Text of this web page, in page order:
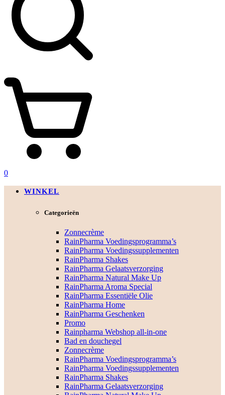
0
WINKEL
Categorieën
Zonnecrème
RainPharma Voedingsprogramma’s
RainPharma Voedingssupplementen
RainPharma Shakes
RainPharma Gelaatsverzorging
RainPharma Natural Make Up
RainPharma Aroma Special
RainPharma Essentiële Olie
RainPharma Home
RainPharma Geschenken
Promo
Rainpharma Webshop all-in-one
Bad en douchegel
Zonnecrème
RainPharma Voedingsprogramma’s
RainPharma Voedingssupplementen
RainPharma Shakes
RainPharma Gelaatsverzorging